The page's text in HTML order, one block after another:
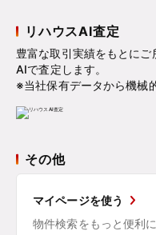
リハウスAI査定
豊富な取引実績をもとに
AIで査定します。
※当社保有データから機械
その他
マイページを使う
物件検索をもっと便利